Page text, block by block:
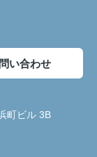
い合わせ
町ビル 3B